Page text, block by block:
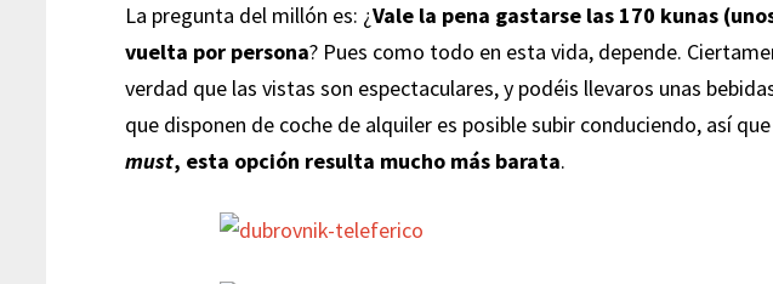
La pregunta del millón es: ¿Vale la pena gastarse las 170 kunas
vuelta por persona? Pues como todo en esta vida, depende.
verdad que las vistas son espectaculares, y podéis llevaros unas
que disponen de coche de alquiler es posible subir conduciendo, así
must, esta opción resulta mucho más barata.